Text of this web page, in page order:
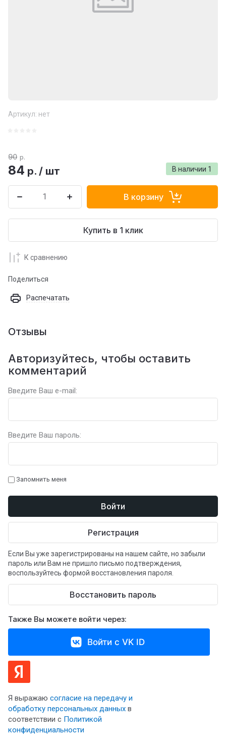
Артикул: нет
В наличии 1
90 р.
84 р. / шт
В корзину
Купить в 1 клик
К сравнению
Поделиться
Распечатать
Отзывы
Авторизуйтесь, чтобы оставить
комментарий
Введите Ваш e-mail:
Введите Ваш пароль:
Запомнить меня
Войти
Регистрация
Если Вы уже зарегистрированы на нашем сайте, но забыли
пароль или Вам не пришло письмо подтверждения,
воспользуйтесь формой восстановления пароля.
Восстановить пароль
Также Вы можете войти через:
Войти с VK ID
Я выражаю согласие на передачу и
обработку персональных данных в
соответствии с Политикой
конфиденциальности